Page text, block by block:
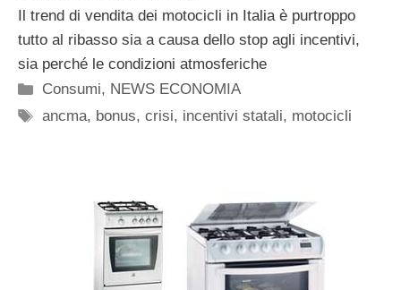
Il trend di vendita dei motocicli in Italia è purtroppo
tutto al ribasso sia a causa dello stop agli incentivi,
sia perché le condizioni atmosferiche
Categorie
Consumi, NEWS ECONOMIA
Tag
ancma, bonus,crisi, incentivi statali, motocicli